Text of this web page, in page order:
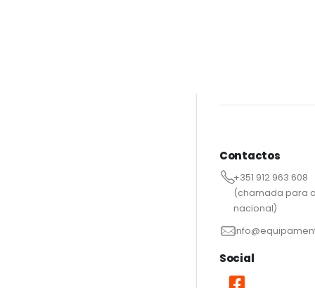
Contactos
+351 912 963 608
(chamada para
nacional)
Social